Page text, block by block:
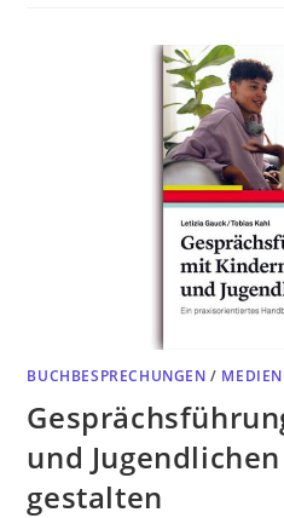
BUCHBESPRECHUNGEN / MEDIEN
und
gestalten